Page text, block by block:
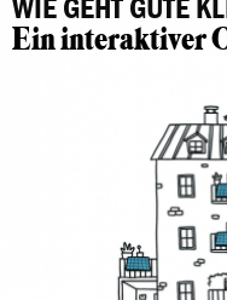
WIE GEHT GUTE
Ein interaktiver